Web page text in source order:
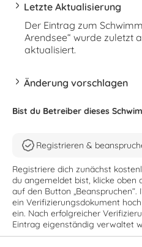
Letzte Aktualisierung
Der Eintrag zum
Arendsee“ wurde zuletzt
aktualisiert.
Änderung vorschlagen
Bist du Betreiber dieses
Registrieren &
Registriere dich zunächst
du angemeldet bist, klicke oben
auf den Button
ein Verifizierungsdokument
ein. Nach erfolgreicher
Eintrag eigenständig verwaltet